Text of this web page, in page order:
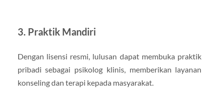
3. Praktik Mandiri
Dengan lisensi resmi, lulusan dapat membuka praktik
pribadi sebagai psikolog klinis, memberikan layanan
konseling dan terapi kepada masyarakat.